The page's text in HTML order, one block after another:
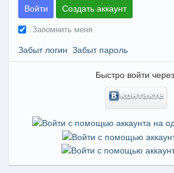
Войти Создать аккаунт
Запомнить меня
Забыт логин Забыт пароль
Быстро войти